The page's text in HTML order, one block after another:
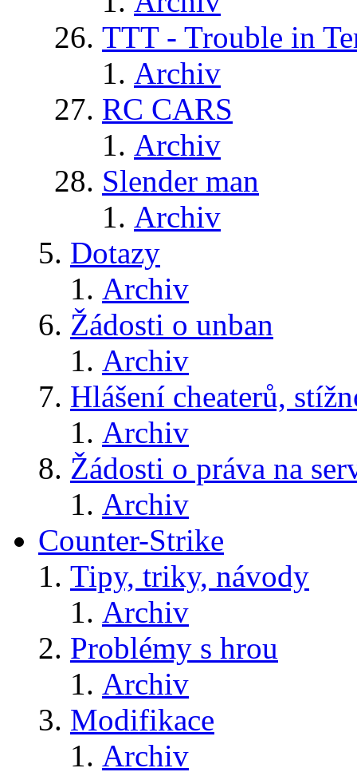
TTT - Trouble in
Archiv
RC CARS
Archiv
Slender man
Archiv
Dotazy
Archiv
Žádosti o unban
Archiv
Hlášení cheaterů,
Archiv
Žádosti o práva na
Archiv
Counter-Strike
Tipy, triky, návody
Archiv
Problémy s hrou
Archiv
Modifikace
Archiv